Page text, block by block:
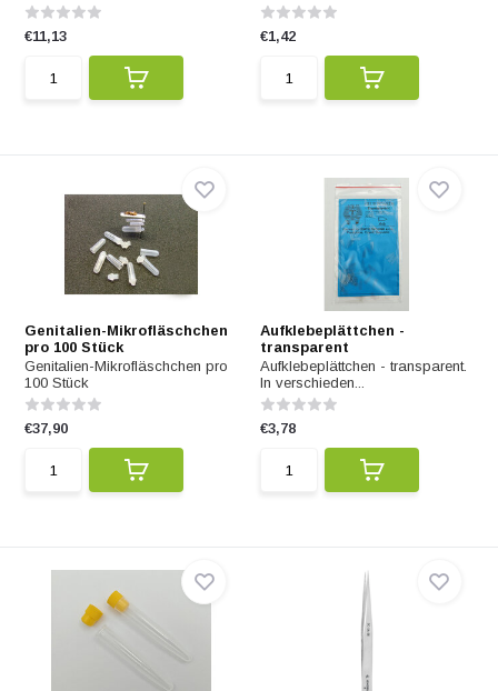
€11,13 €1,42
Genitalien-Mikrofläschchen
pro 100 Stück
Genitalien-Mikrofläschchen pro
100 Stück
€37,90
Aufklebeplättchen -
transparent
Aufklebeplättchen - transparent.
In verschieden...
€3,78